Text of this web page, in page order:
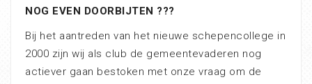
NOG EVEN DOORBIJTEN ???
Bij het aantreden van het nieuwe schepencollege in
2000 zijn wij als club de gemeentevaderen nog
actiever gaan bestoken met onze vraag om de